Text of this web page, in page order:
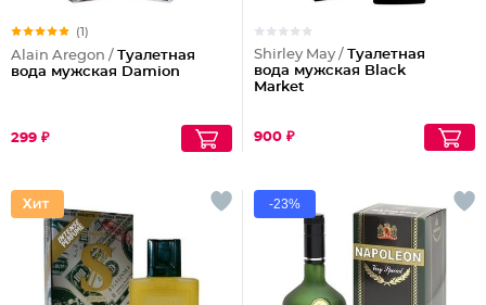
(1)
Alain Aregon / Туалетная
вода мужская Damion
299 ₽
Shirley May / Туалетная
вода мужская Black
Market
900 ₽
-23%